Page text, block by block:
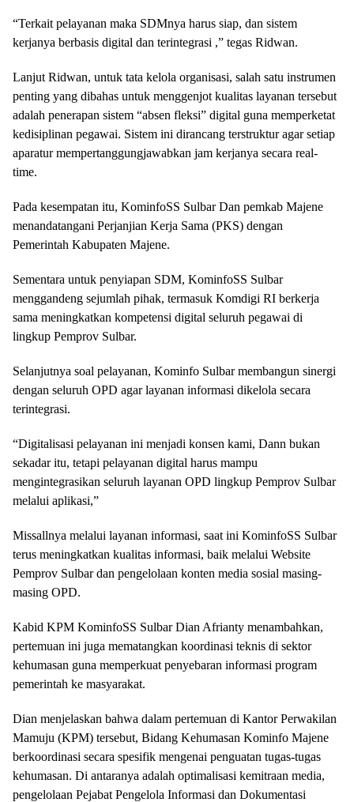
“Terkait pelayanan maka SDMnya harus siap, dan sistem
kerjanya berbasis digital dan terintegrasi ,” tegas Ridwan.
Lanjut Ridwan, untuk tata kelola organisasi, salah satu instrumen
penting yang dibahas untuk menggenjot kualitas layanan tersebut
adalah penerapan sistem “absen fleksi” digital guna memperketat
kedisiplinan pegawai. Sistem ini dirancang terstruktur agar setiap
aparatur mempertanggungjawabkan jam kerjanya secara real-
time.
Pada kesempatan itu, KominfoSS Sulbar Dan pemkab Majene
menandatangani Perjanjian Kerja Sama (PKS) dengan
Pemerintah Kabupaten Majene.
Sementara untuk penyiapan SDM, KominfoSS Sulbar
menggandeng sejumlah pihak, termasuk Komdigi RI berkerja
sama meningkatkan kompetensi digital seluruh pegawai di
lingkup Pemprov Sulbar.
Selanjutnya soal pelayanan, Kominfo Sulbar membangun sinergi
dengan seluruh OPD agar layanan informasi dikelola secara
terintegrasi.
“Digitalisasi pelayanan ini menjadi konsen kami, Dann bukan
sekadar itu, tetapi pelayanan digital harus mampu
mengintegrasikan seluruh layanan OPD lingkup Pemprov Sulbar
melalui aplikasi,”
Missallnya melalui layanan informasi, saat ini KominfoSS Sulbar
terus meningkatkan kualitas informasi, baik melalui Website
Pemprov Sulbar dan pengelolaan konten media sosial masing-
masing OPD.
Kabid KPM KominfoSS Sulbar Dian Afrianty menambahkan,
pertemuan ini juga mematangkan koordinasi teknis di sektor
kehumasan guna memperkuat penyebaran informasi program
pemerintah ke masyarakat.
Dian menjelaskan bahwa dalam pertemuan di Kantor Perwakilan
Mamuju (KPM) tersebut, Bidang Kehumasan Kominfo Majene
berkoordinasi secara spesifik mengenai penguatan tugas-tugas
kehumasan. Di antaranya adalah optimalisasi kemitraan media,
pengelolaan Pejabat Pengelola Informasi dan Dokumentasi